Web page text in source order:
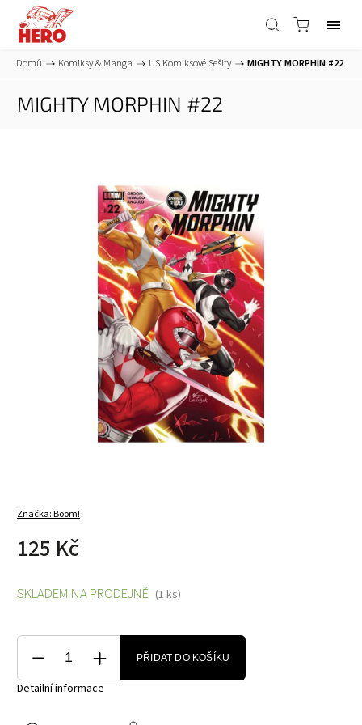
Domů / Komiksy & Manga / US Komiksové Sešity / MIGHTY MORPHIN #22
MIGHTY MORPHIN #22
Značka:Boom!
125 Kč
SKLADEM NA PRODEJNĚ (1 ks)
PŘIDAT DO KOŠÍKU
Detailní informace